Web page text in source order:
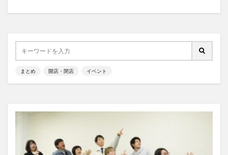
まとめ 開店・閉店 イベント